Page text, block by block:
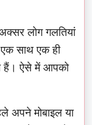
लोग गलतियां
साथ एक ही
हैं। ऐसे में आपको
अपने मोबाइल या